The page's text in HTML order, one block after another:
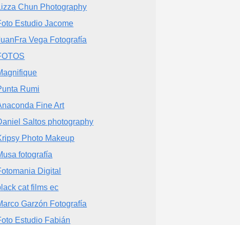
Chun Photography
Estudio Jacome
Vega Fotografía
Rumi
Fine Art
Saltos photography
Photo Makeup
fotografía
Digital
cat films ec
Garzón Fotografía
Estudio Fabián